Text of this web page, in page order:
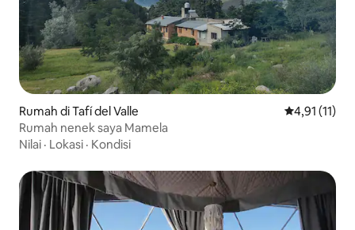
Rumah di Tafí del Valle Nilai rata-
4,91 (11)
Rumah nenek saya Mamela
Nilai · Lokasi · Kondisi